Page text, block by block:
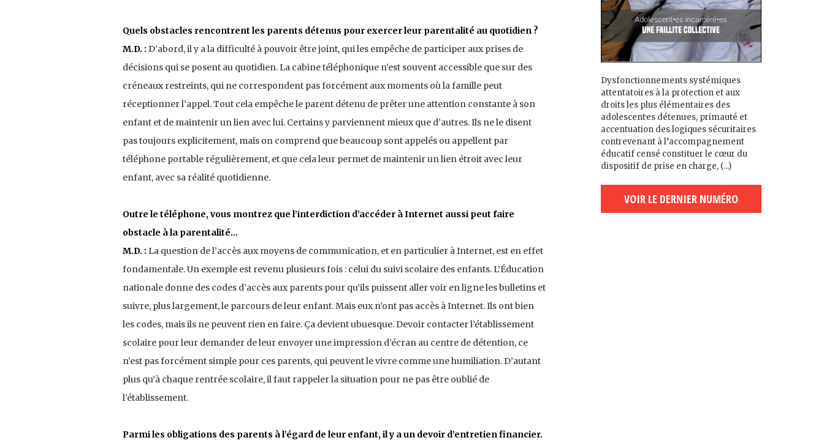
Quels obstacles rencontrent les parents détenus pour exercer leur parentalité au quotidien ?
M.D. : D’abord, il y a la difficulté à pouvoir être joint, qui les empêche de participer aux prises de
décisions qui se posent au quotidien. La cabine téléphonique n’est souvent accessible que sur des
créneaux restreints, qui ne correspondent pas forcément aux moments où la famille peut
réceptionner l’appel. Tout cela empêche le parent détenu de prêter une attention constante à son
enfant et de maintenir un lien avec lui. Certains y parviennent mieux que d’autres. Ils ne le disent
pas toujours explicitement, mais on comprend que beaucoup sont appelés ou appellent par
téléphone portable régulièrement, et que cela leur permet de maintenir un lien étroit avec leur
enfant, avec sa réalité quotidienne.
Outre le téléphone, vous montrez que l’interdiction d’accéder à Internet aussi peut faire
obstacle à la parentalité…
M.D. : La question de l’accès aux moyens de communication, et en particulier à Internet, est en effet
fondamentale. Un exemple est revenu plusieurs fois : celui du suivi scolaire des enfants. L’Éducation
nationale donne des codes d’accès aux parents pour qu’ils puissent aller voir en ligne les bulletins et
suivre, plus largement, le parcours de leur enfant. Mais eux n’ont pas accès à Internet. Ils ont bien
les codes, mais ils ne peuvent rien en faire. Ça devient ubuesque. Devoir contacter l’établissement
scolaire pour leur demander de leur envoyer une impression d’écran au centre de détention, ce
n’est pas forcément simple pour ces parents, qui peuvent le vivre comme une humiliation. D’autant
plus qu’à chaque rentrée scolaire, il faut rappeler la situation pour ne pas être oublié de
l’établissement.
Parmi les obligations des parents à l’égard de leur enfant, il y a un devoir d’entretien financier.
Dysfonctionnements systémiques
attentatoires à la protection et aux
droits les plus élémentaires des
adolescent·es détenu·es, primauté et
accentuation des logiques sécuritaires
contrevenant à l’accompagnement
éducatif censé constituer le cœur du
dispositif de prise en charge, (...)
VOIR LE DERNIER NUMÉRO